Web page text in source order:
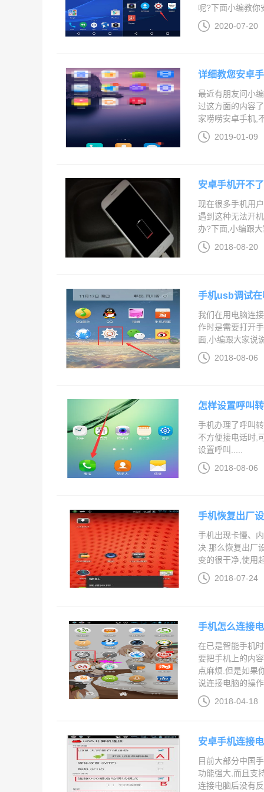
呢?下面小编教你
2020-07-20
详细教您安卓
最近有朋友问小
过这方面的内容
家唠唠安卓手机,
2019-01-09
安卓手机开不
现在很多手机用
遇到这种无法开
办?下面,小编跟
2018-08-20
手机usb调试
我们在用电脑连
作时是需要打开
面,小编跟大家说
2018-08-06
怎样设置呼叫
手机办理了呼叫
不方便接电话时,
设置呼叫.....
2018-08-06
手机恢复出厂
手机出现卡慢、
决.那么恢复出厂
变的很干净,使用
2018-07-24
手机怎么连接
在已是智能手机
要把手机上的内
点麻烦.但是如果
说连接电脑的操
2018-04-18
安卓手机连接
目前大部分中国
功能强大,而且支
连接电脑后没有